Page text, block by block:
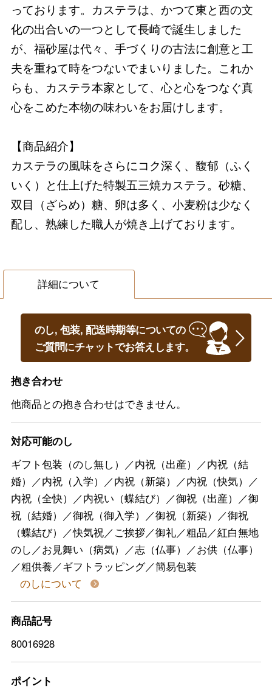
っております。カステラは、かつて東と西の文
化の出合いの一つとして長崎で誕生しました
が、福砂屋は代々、手づくりの古法に創意と工
夫を重ねて時をつないでまいりました。これか
らも、カステラ本家として、心と心をつなぐ真
心をこめた本物の味わいをお届けします。
【商品紹介】
カステラの風味をさらにコク深く、馥郁（ふく
いく）と仕上げた特製五三焼カステラ。砂糖、
双目（ざらめ）糖、卵は多く、小麦粉は少なく
配し、熟練した職人が焼き上げております。
詳細について
のし, 包装, 配送時期等についての
ご質問にチャットでお答えします。
抱き合わせ
他商品との抱き合わせはできません。
対応可能のし
ギフト包装（のし無し）／内祝（出産）／内祝（結
婚）／内祝（入学）／内祝（新築）／内祝（快気）／
内祝（全快）／内祝い（蝶結び）／御祝（出産）／御
祝（結婚）／御祝（御入学）／御祝（新築）／御祝
（蝶結び）／快気祝／ご挨拶／御礼／粗品／紅白無地
のし／お見舞い（病気）／志（仏事）／お供（仏事）
／粗供養／ギフトラッピング／簡易包装
のしについて
商品記号
80016928
ポイント